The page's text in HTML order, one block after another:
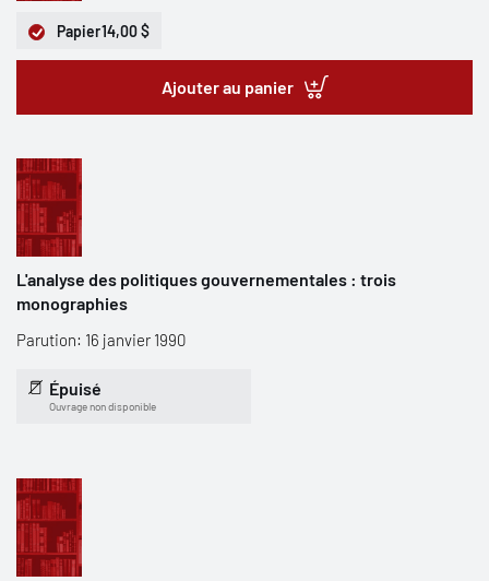
Papier14,00 $
Ajouter au panier
L'analyse des politiques gouvernementales : trois
monographies
Parution: 16 janvier 1990
Épuisé
Ouvrage non disponible